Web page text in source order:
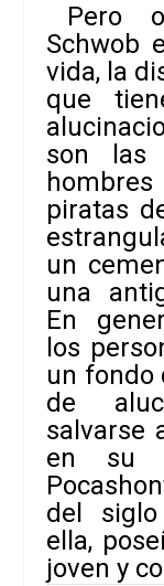
Pero
Schwob
vida, la
que
son las
piratas
un
una
En
los
un fondo
de
salvarse
en su
del
ella,
joven y